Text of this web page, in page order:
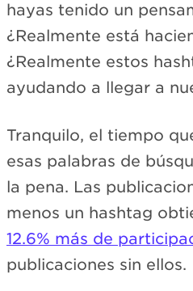
hayas tenido un
¿Realmente está
¿Realmente estos
ayudando a llegar a
Tranquilo, el tiempo
esas palabras de
la pena. Las
menos un hashtag
12.6% más de
publicaciones sin ellos.